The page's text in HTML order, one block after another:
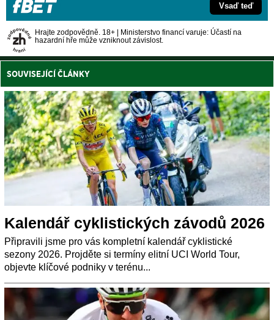
Vsaď teď
Hrajte zodpovědně. 18+ | Ministerstvo financí varuje: Účastí na
hazardní hře může vzniknout závislost.
SOUVISEJÍCÍ ČLÁNKY
Kalendář cyklistických závodů 2026
Připravili jsme pro vás kompletní kalendář cyklistické
sezony 2026. Projděte si termíny elitní UCI World Tour,
objevte klíčové podniky v terénu...